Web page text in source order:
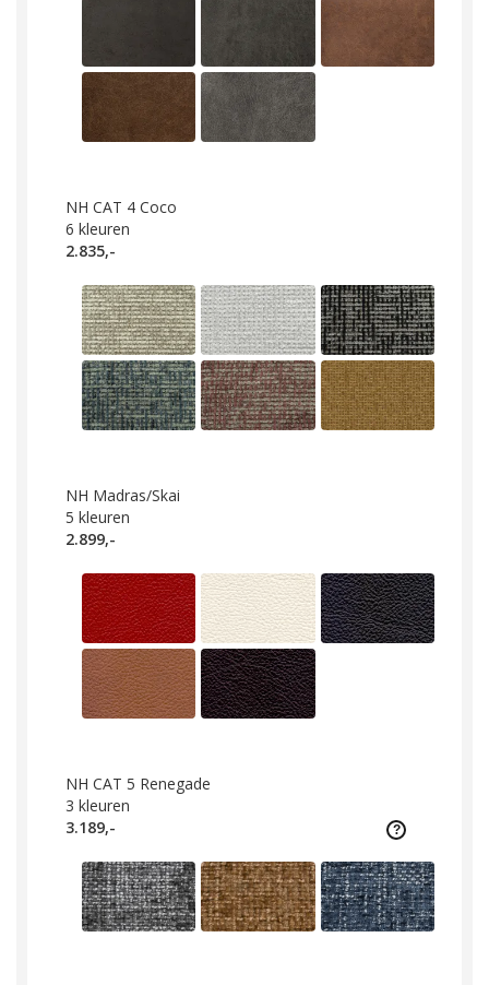
NH CAT 4 Coco
6 kleuren
2.835,-
NH Madras/Skai
5 kleuren
2.899,-
NH CAT 5 Renegade
3 kleuren
3.189,-